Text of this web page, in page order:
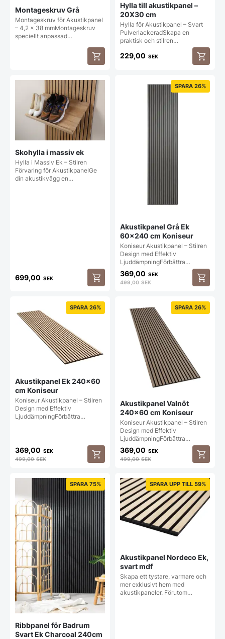
Montageskruv Grå
Montageskruv för Akustikpanel
– 4,2 × 38 mmMontageskruv
speciellt anpassad…
Hylla till akustikpanel –
20X30 cm
Hylla för Akustikpanel – Svart
PulverlackeradSkapa en
praktisk och stilren…
229,00 SEK
Skohylla i massiv ek
Hylla i Massiv Ek – Stilren
Förvaring för AkustikpanelGe
din akustikvägg en…
699,00 SEK
SPARA 26%
Akustikpanel Grå Ek
60×240 cm Koniseur
Koniseur Akustikpanel – Stilren
Design med Effektiv
LjuddämpningFörbättra…
369,00 SEK
499,00SEK
SPARA 26%
Akustikpanel Ek 240×60
cm Koniseur
Koniseur Akustikpanel – Stilren
Design med Effektiv
LjuddämpningFörbättra…
369,00 SEK
499,00SEK
SPARA 26%
Akustikpanel Valnöt
240×60 cm Koniseur
Koniseur Akustikpanel – Stilren
Design med Effektiv
LjuddämpningFörbättra…
369,00 SEK
499,00SEK
SPARA 75%
Ribbpanel för Badrum
Svart Ek Charcoal 240cm
SPARA UPP TILL 59%
Akustikpanel Nordeco Ek,
svart mdf
Skapa ett tystare, varmare och
mer exklusivt hem med
akustikpaneler. Förutom…